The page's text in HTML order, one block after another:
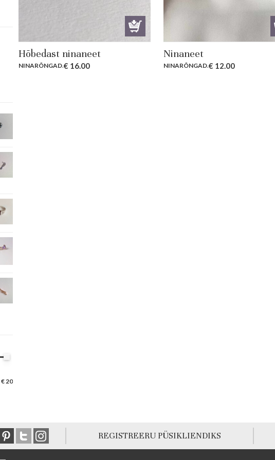
Hõbedast ninaneet
NINARÕNGAD.€ 16.00
Ninaneet
NINARÕNGAD.€ 12.00
€ 20
REGISTREERU PÜSIKLIENDIKS